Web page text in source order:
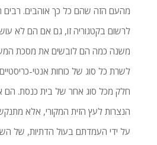
מהעם הזה שהם כל כך אוהבים. רבים
לרשום בקטגוריה זו, גם אם הם לא
משנה כמה הם לובשים את מסכת
לשרת כל סוג של כוחות אנטי-
חלק מכל סוג אחר של בית כנסת. הם
הנצרות לעץ הזית המקורי, אלא
על ידי העמדתם בעול הדתיות, של